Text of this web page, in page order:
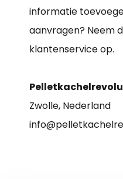
informatie
aanvragen? Neem
klantenservice op.
Zwolle, Nederland